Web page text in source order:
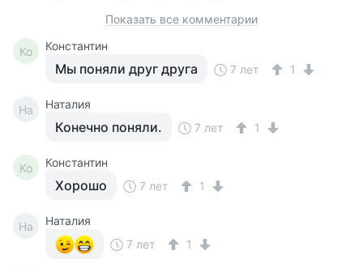
Показать все комментарии
Ко Константин
Мы поняли друг друга 7 лет 1
На Наталия
Конечно поняли. 7 лет 1
Ко Константин
Хорошо 7 лет 1
На
Наталия
7 лет
1